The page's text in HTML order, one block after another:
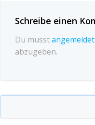
Schreibe einen
Du musstangemeldet
abzugeben.
Suchen